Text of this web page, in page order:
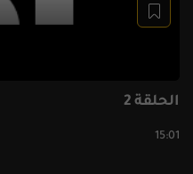
الحلقة 2
15:01